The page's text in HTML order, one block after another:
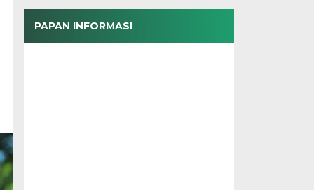
PAPAN INFORMASI